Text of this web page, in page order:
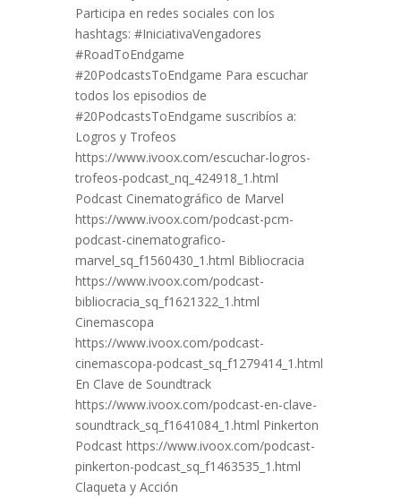
Participa en redes sociales con los
hashtags: #IniciativaVengadores
#RoadToEndgame
#20PodcastsToEndgame Para escuchar
todos los episodios de
#20PodcastsToEndgame suscribíos a:
Logros y Trofeos
https://www.ivoox.com/escuchar-logros-
trofeos-podcast_nq_424918_1.html
Podcast Cinematográfico de Marvel
https://www.ivoox.com/podcast-pcm-
podcast-cinematografico-
marvel_sq_f1560430_1.html Bibliocracia
https://www.ivoox.com/podcast-
bibliocracia_sq_f1621322_1.html
Cinemascopa
https://www.ivoox.com/podcast-
cinemascopa-podcast_sq_f1279414_1.html
En Clave de Soundtrack
https://www.ivoox.com/podcast-en-clave-
soundtrack_sq_f1641084_1.html Pinkerton
Podcast https://www.ivoox.com/podcast-
pinkerton-podcast_sq_f1463535_1.html
Claqueta y Acción